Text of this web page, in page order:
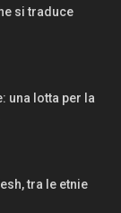
si traduce
una lotta per la
tra le etnie